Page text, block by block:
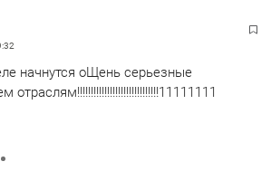
начнутся оЩень серьезные